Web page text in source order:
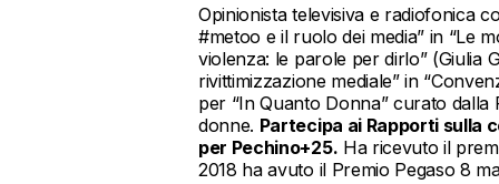
Opinionista televisiva e radiofonica
#metoo e il ruolo dei media” in “Le
violenza: le parole per dirlo” (Giulia
rivittimizzazione mediale” in
per “In Quanto Donna” curato
donne. Partecipa ai Rapporti sulla
per Pechino+25. Ha ricevuto il
2018 ha avuto il Premio Pegaso 8